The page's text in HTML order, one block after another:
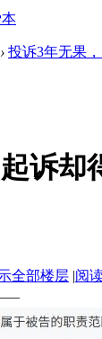
› 投诉3年无果
诉却
全部楼层 |阅